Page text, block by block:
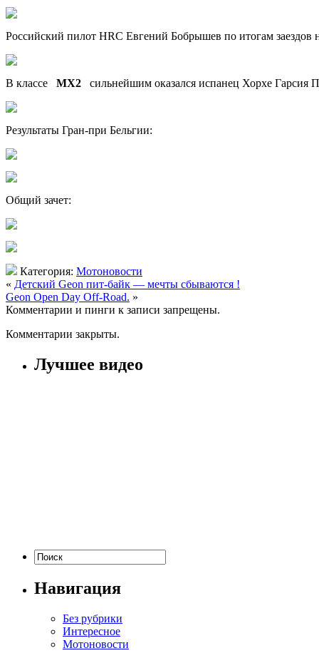
Российский пилот HRC Евгений Бобрышев по итогам заездов
В классе МХ2 сильнейшим оказался испанец Хорхе Гарсия
Результаты Гран-при Бельгии:
Общий зачет:
Категория: Мотоновости
« Детский Geon пит-байк — мечты сбываются !
Geon Open Day Off-Road. »
Комментарии и пинги к записи запрещены.
Комментарии закрыты.
Лучшее видео
Навигация
Без рубрики
Интересное
Мотоновости